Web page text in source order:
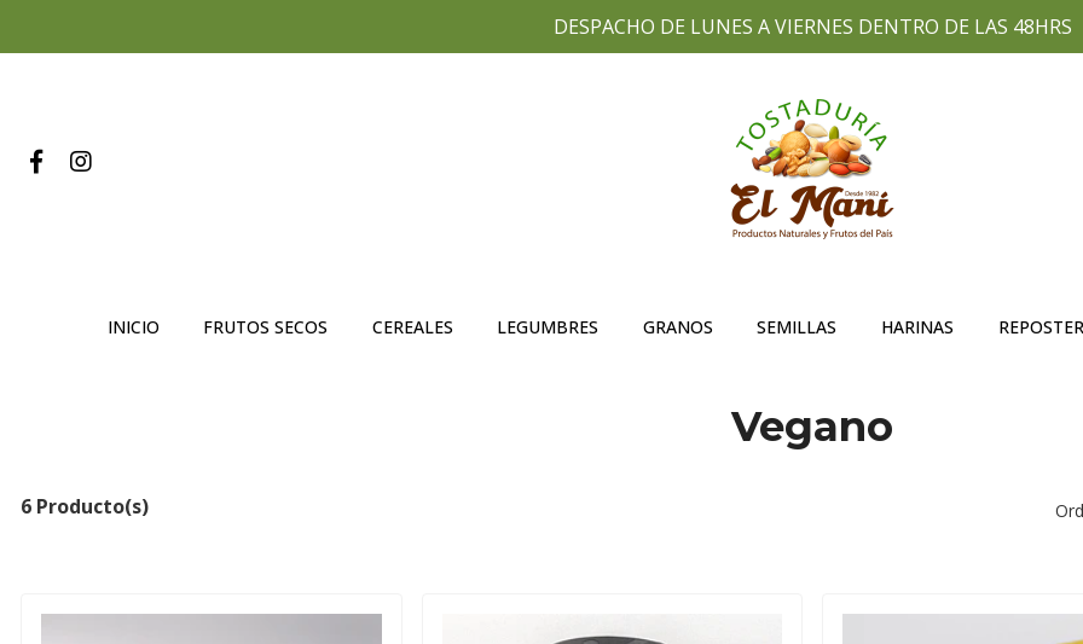
DESPACHO DE LUNES A VIERNES DENTRO DE LAS 48HRS
INICIO FRUTOS SECOS CEREALES LEGUMBRES GRANOS SEMILLAS HARINAS
Vegano
6 Producto(s)